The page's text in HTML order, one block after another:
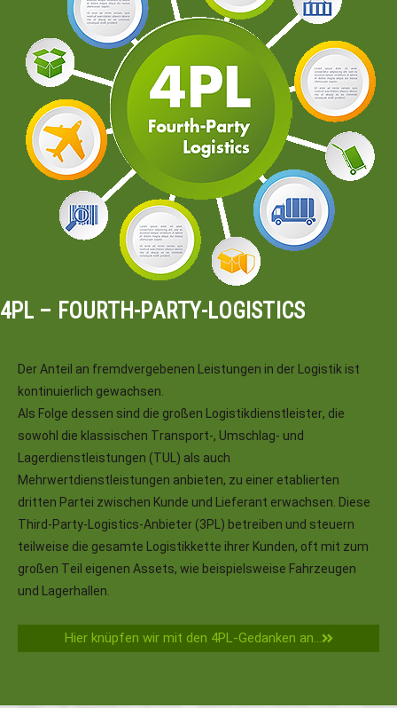
4PL – FOURTH-PARTY-LOGISTICS
Der Anteil an fremdvergebenen Leistungen in der Logistik ist
kontinuierlich gewachsen.
Als Folge dessen sind die großen Logistikdienstleister, die
sowohl die klassischen Transport-, Umschlag- und
Lagerdienstleistungen (TUL) als auch
Mehrwertdienstleistungen anbieten, zu einer etablierten
dritten Partei zwischen Kunde und Lieferant erwachsen. Diese
Third-Party-Logistics-Anbieter (3PL) betreiben und steuern
teilweise die gesamte Logistikkette ihrer Kunden, oft mit zum
großen Teil eigenen Assets, wie beispielsweise Fahrzeugen
und Lagerhallen.
Hier knüpfen wir mit den 4PL-Gedanken an...